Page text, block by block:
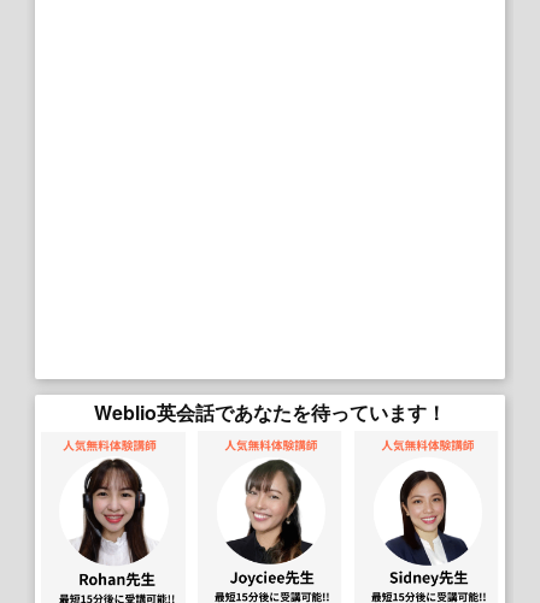
Weblio英会話であなたを待っています！